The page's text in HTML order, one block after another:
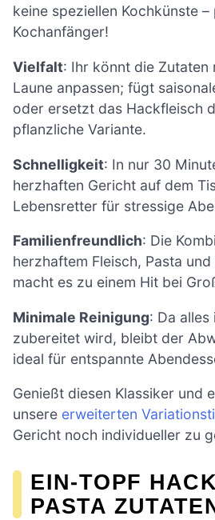
keine speziellen Kochkünste
Kochanfänger!
Vielfalt: Ihr könnt die Zutaten
Laune anpassen; fügt
oder ersetzt das Hackfleisch
pflanzliche Variante.
Schnelligkeit: In nur 30
herzhaften Gericht auf dem
Lebensretter für stressige
Familienfreundlich: Die
herzhaftem Fleisch, Pasta
macht es zu einem Hit bei
Minimale Reinigung: Da alles
zubereitet wird, bleibt der
ideal für entspannte
Genießt diesen Klassiker und
unsere erweiterten
Gericht noch individueller zu
EIN-TOPF
PASTA